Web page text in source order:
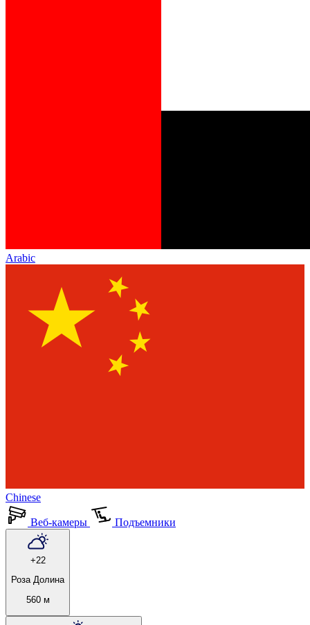
Arabic
Chinese
Веб-камеры Подъемники
+22
Роза Долина
560 м